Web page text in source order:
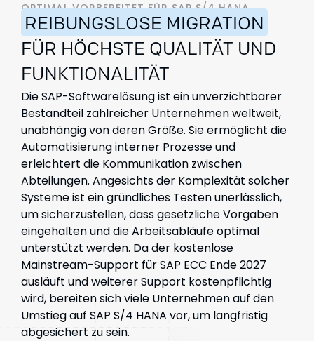
OPTIMAL VORBEREITET FÜR SAP S/4 HANA
REIBUNGSLOSE MIGRATION
FÜR HÖCHSTE QUALITÄT UND
FUNKTIONALITÄT
Die SAP-Softwarelösung ist ein unverzichtbarer
Bestandteil zahlreicher Unternehmen weltweit,
unabhängig von deren Größe. Sie ermöglicht die
Automatisierung interner Prozesse und
erleichtert die Kommunikation zwischen
Abteilungen. Angesichts der Komplexität solcher
Systeme ist ein gründliches Testen unerlässlich,
um sicherzustellen, dass gesetzliche Vorgaben
eingehalten und die Arbeitsabläufe optimal
unterstützt werden. Da der kostenlose
Mainstream-Support für SAP ECC Ende 2027
ausläuft und weiterer Support kostenpflichtig
wird, bereiten sich viele Unternehmen auf den
Umstieg auf SAP S/4 HANA vor, um langfristig
abgesichert zu sein.